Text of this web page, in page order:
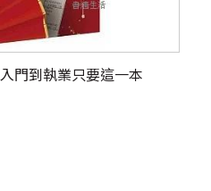
門到執業只要這一本